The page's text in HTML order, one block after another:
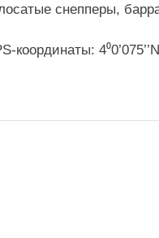
снепперы,
координаты: